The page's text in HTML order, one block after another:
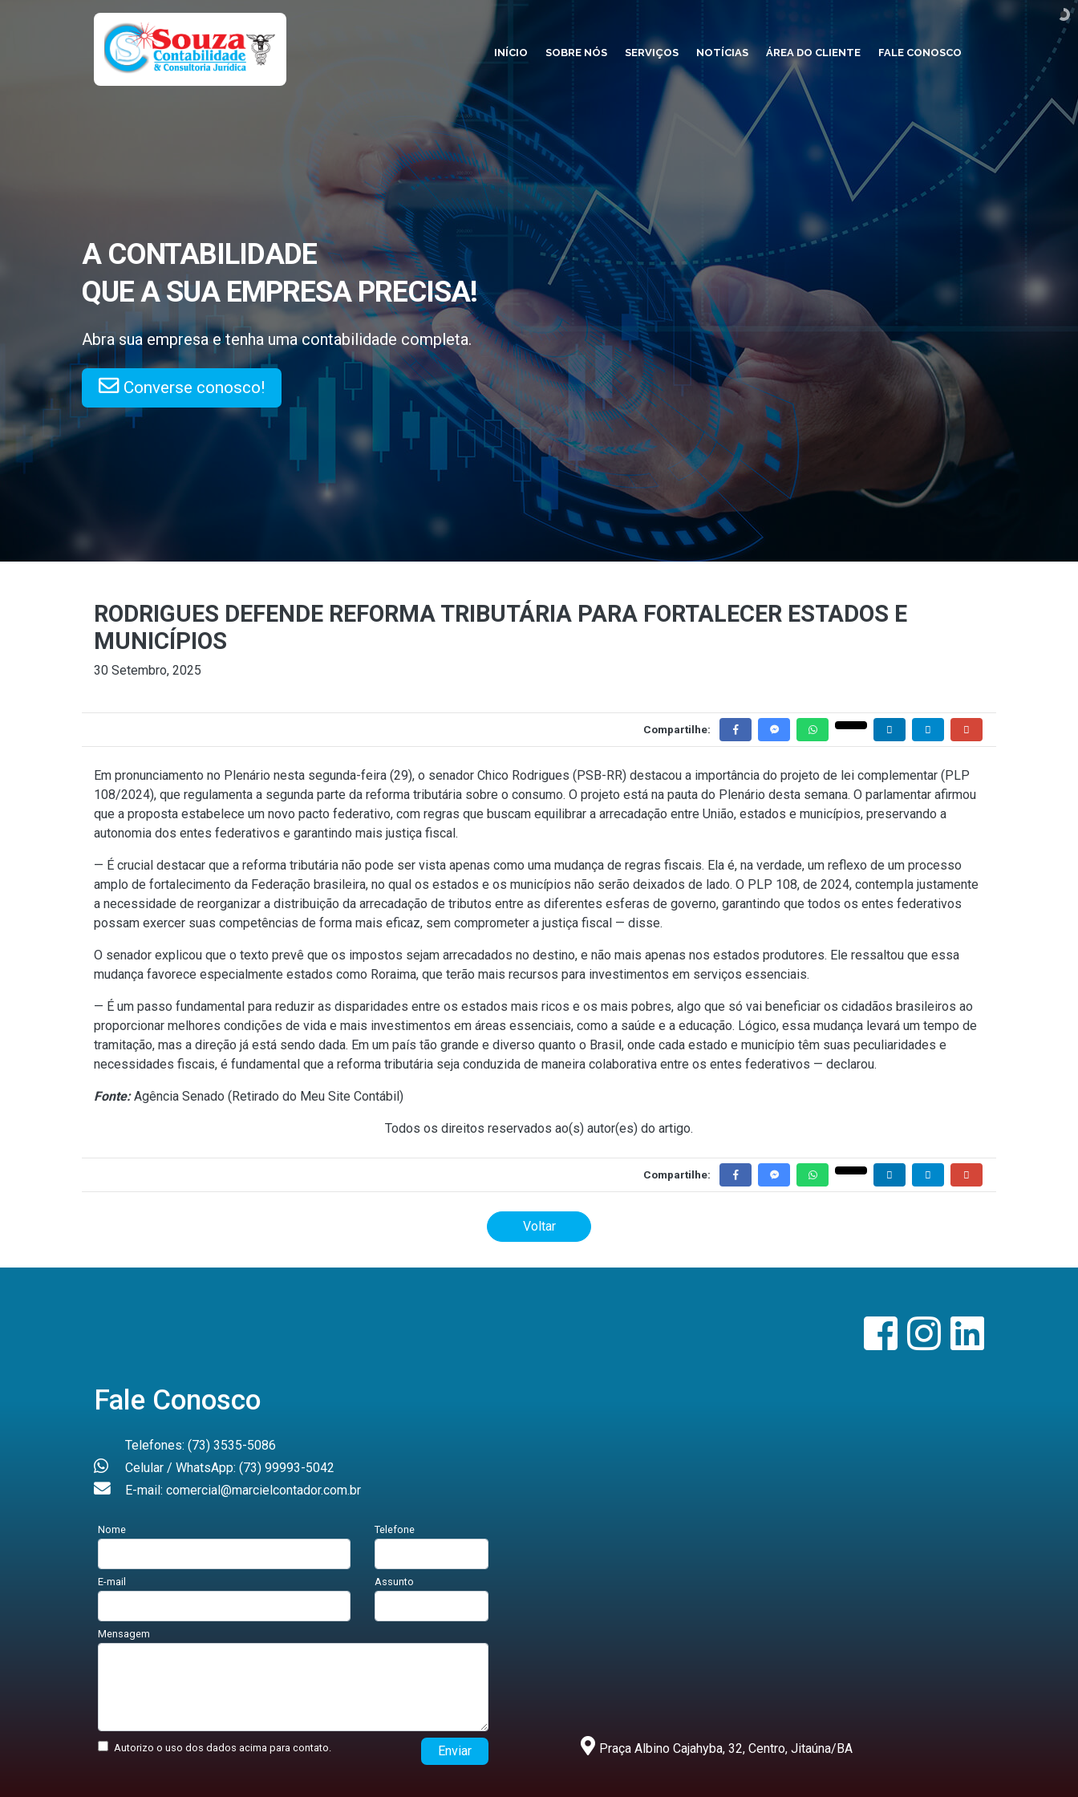
INÍCIO SOBRE NÓS SERVIÇOS NOTÍCIAS ÁREA DO CLIENTE FALE CONOSCO
A CONTABILIDADE
QUE A SUA EMPRESA PRECISA!
Abra sua empresa e tenha uma contabilidade completa.
Converse conosco!
RODRIGUES DEFENDE REFORMA TRIBUTÁRIA PARA FORTALECER ESTADOS E
MUNICÍPIOS
30 Setembro, 2025
Compartilhe:
Em pronunciamento no Plenário nesta segunda-feira (29), o senador Chico Rodrigues (PSB-RR) destacou a importância do projeto de lei complementar (PLP
108/2024), que regulamenta a segunda parte da reforma tributária sobre o consumo. O projeto está na pauta do Plenário desta semana. O parlamentar afirmou
que a proposta estabelece um novo pacto federativo, com regras que buscam equilibrar a arrecadação entre União, estados e municípios, preservando a
autonomia dos entes federativos e garantindo mais justiça fiscal.
— É crucial destacar que a reforma tributária não pode ser vista apenas como uma mudança de regras fiscais. Ela é, na verdade, um reflexo de um processo
amplo de fortalecimento da Federação brasileira, no qual os estados e os municípios não serão deixados de lado. O PLP 108, de 2024, contempla justamente
a necessidade de reorganizar a distribuição da arrecadação de tributos entre as diferentes esferas de governo, garantindo que todos os entes federativos
possam exercer suas competências de forma mais eficaz, sem comprometer a justiça fiscal — disse.
O senador explicou que o texto prevê que os impostos sejam arrecadados no destino, e não mais apenas nos estados produtores. Ele ressaltou que essa
mudança favorece especialmente estados como Roraima, que terão mais recursos para investimentos em serviços essenciais.
— É um passo fundamental para reduzir as disparidades entre os estados mais ricos e os mais pobres, algo que só vai beneficiar os cidadãos brasileiros ao
proporcionar melhores condições de vida e mais investimentos em áreas essenciais, como a saúde e a educação. Lógico, essa mudança levará um tempo de
tramitação, mas a direção já está sendo dada. Em um país tão grande e diverso quanto o Brasil, onde cada estado e município têm suas peculiaridades e
necessidades fiscais, é fundamental que a reforma tributária seja conduzida de maneira colaborativa entre os entes federativos — declarou.
Fonte:Agência Senado (Retirado do Meu Site Contábil)
Todos os direitos reservados ao(s) autor(es) do artigo.
Compartilhe:
Voltar
Fale Conosco
Telefones: (73) 3535-5086
Celular / WhatsApp: (73) 99993-5042
E-mail: comercial@marcielcontador.com.br
Nome Telefone
E-mail Assunto
Mensagem
Autorizo o uso dos dados acima para contato. Enviar Praça Albino Cajahyba, 32, Centro, Jitaúna/BA